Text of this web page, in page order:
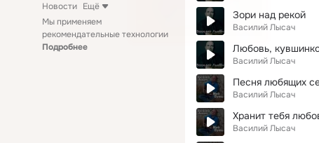
Новости Ещё
Мы применяем
рекомендательные технологии
Подробнее
Зори над рекой
Василий Лысач
Любовь,
Василий Лысач
Песня любящих
Василий Лысач
Хранит тебя
Василий Лысач